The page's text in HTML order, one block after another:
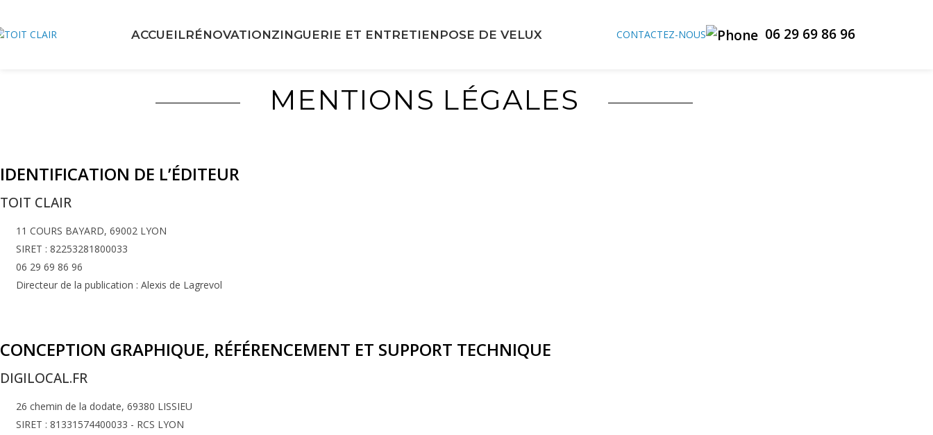
ACCUEILRÉNOVATIONZINGUERIE ET ENTRETIENPOSE DE VELUX CONTACTEZ-NOUS 06 29 69 86 96
MENTIONS LÉGALES
IDENTIFICATION DE L’ÉDITEUR
TOIT CLAIR
11 COURS BAYARD, 69002 LYON
SIRET : 82253281800033
06 29 69 86 96
Directeur de la publication : Alexis de Lagrevol
CONCEPTION GRAPHIQUE, RÉFÉRENCEMENT ET SUPPORT TECHNIQUE
DIGILOCAL.FR
26 chemin de la dodate, 69380 LISSIEU
SIRET : 81331574400033 - RCS LYON